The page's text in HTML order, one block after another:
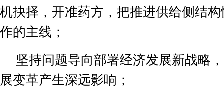
机抉择，开准药方，把推进供给侧结
作的主线；
坚持问题导向部署经济发展新战略
展变革产生深远影响；